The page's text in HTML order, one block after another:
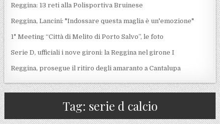
Reggina: 13 reti alla Polisportiva Bruinese
Reggina, Lancini: "Indossare questa maglia è un'emozione"
1° Meeting “Città di Melito di Porto Salvo”, le foto
Serie D, ufficiali i nove gironi: la Reggina nel girone I
Reggina, prosegue il ritiro degli amaranto a Cantalupa
Tag: serie d calcio